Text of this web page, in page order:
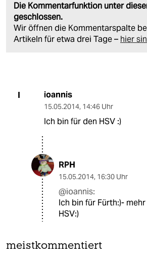
Die Kommentarfunktion unter
geschlossen.
Wir öffnen die Kommentarspalte
Artikeln für etwa drei Tage – hier
I ioannis
15.05.2014, 14:46 Uhr
Ich bin für den HSV :)
RPH
15.05.2014, 16:30 Uhr
@ioannis:
Ich bin für Fürth:)-
HSV:)
meistkommentiert